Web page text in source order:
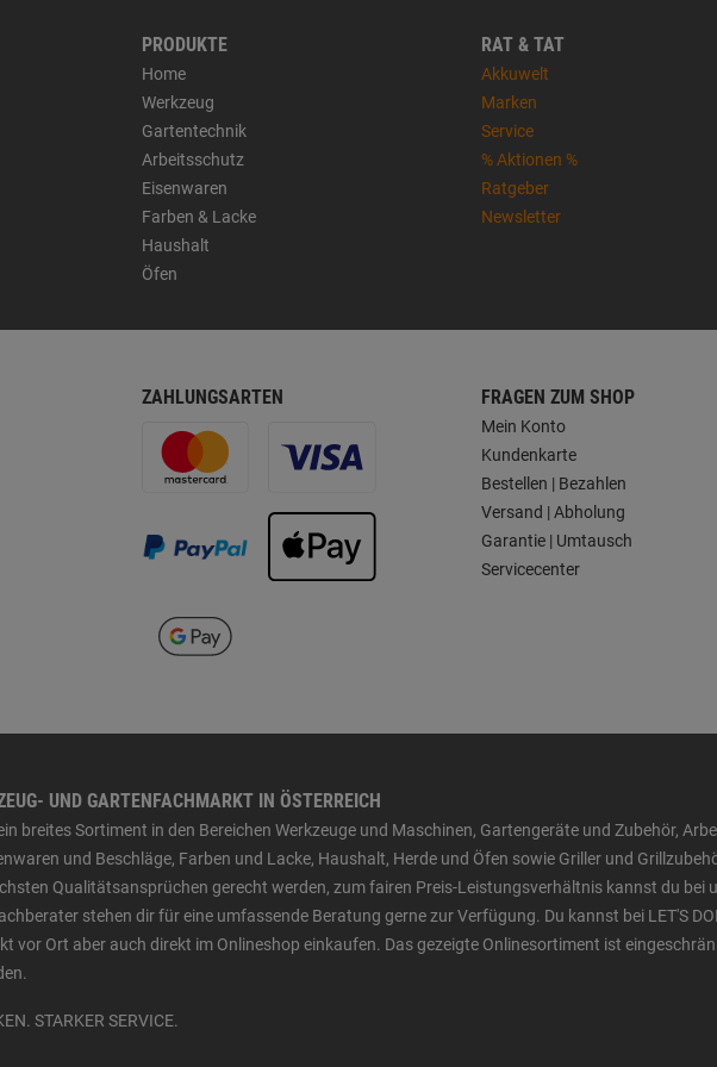
PRODUKTE
Home
Werkzeug
Gartentechnik
Arbeitsschutz
Eisenwaren
Farben & Lacke
Haushalt
Öfen
RAT & TAT
Akkuwelt
Marken
Service
% Aktionen %
Ratgeber
Newsletter
ZAHLUNGSARTEN FRAGEN ZUM SHOP
Mein Konto
Kundenkarte
Bestellen | Bezahlen
Versand | Abholung
Garantie | Umtausch
Servicecenter
UND GARTENFACHMARKT IN ÖSTERREICH
breites Sortiment in den Bereichen Werkzeuge und Maschinen, Gartengeräte und Zubehör,
und Beschläge, Farben und Lacke, Haushalt, Herde und Öfen sowie Griller und
Qualitätsansprüchen gerecht werden, zum fairen Preis-Leistungsverhältnis kannst du bei
stehen dir für eine umfassende Beratung gerne zur Verfügung. Du kannst bei LET'S
vor Ort aber auch direkt im Onlineshop einkaufen. Das gezeigte Onlinesortiment ist
STARKER SERVICE.